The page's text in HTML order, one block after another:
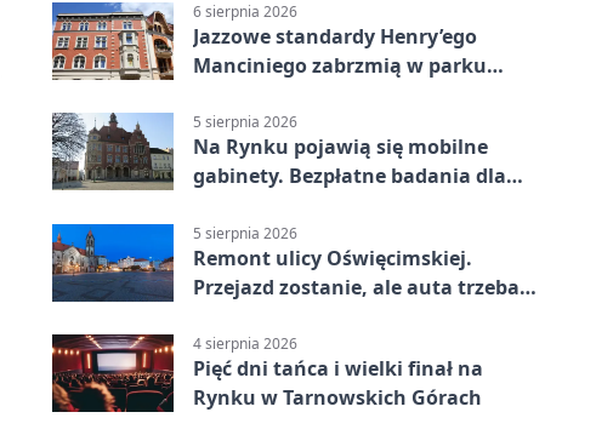
6 sierpnia 2026
Jazzowe standardy Henry’ego
Manciniego zabrzmią w parku
5 sierpnia 2026
Na Rynku pojawią się mobilne
gabinety. Bezpłatne badania dla
5 sierpnia 2026
Remont ulicy Oświęcimskiej.
Przejazd zostanie, ale auta trzeba
4 sierpnia 2026
Pięć dni tańca i wielki finał na
Rynku w Tarnowskich Górach